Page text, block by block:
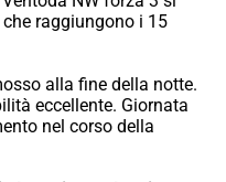
raggiungono i 15
alla fine della notte.
eccellente. Giornata
nel corso della